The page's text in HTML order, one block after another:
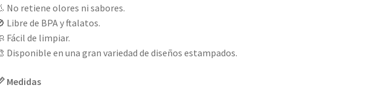
No retiene olores ni sabores.
Libre de BPA y ftalatos.
Fácil de limpiar.
Disponible en una gran variedad de diseños estampados.
Medidas